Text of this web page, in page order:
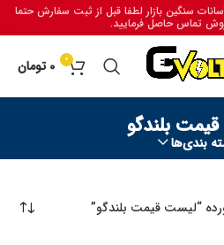
سنگین بازار لطفا قبل از ثبت سفارش حتما
تماس حاصل فرمایید.
0
0 تومان
بلندگو
بندی‌ها
“لیست قیمت بلندگو”